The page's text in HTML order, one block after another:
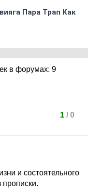
Пара Трап Как
1/ 0
и состоятельного